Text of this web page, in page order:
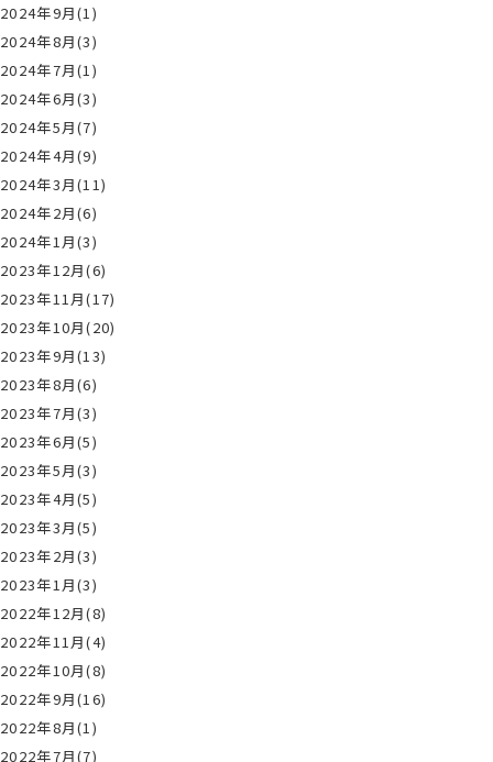
2024年9月(1)
2024年8月(3)
2024年7月(1)
2024年6月(3)
2024年5月(7)
2024年4月(9)
2024年3月(11)
2024年2月(6)
2024年1月(3)
2023年12月(6)
2023年11月(17)
2023年10月(20)
2023年9月(13)
2023年8月(6)
2023年7月(3)
2023年6月(5)
2023年5月(3)
2023年4月(5)
2023年3月(5)
2023年2月(3)
2023年1月(3)
2022年12月(8)
2022年11月(4)
2022年10月(8)
2022年9月(16)
2022年8月(1)
2022年7月(7)